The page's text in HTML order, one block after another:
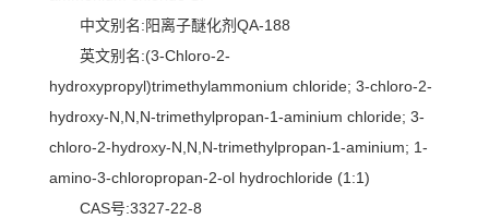
中文别名:阳离子醚化剂QA-188
英文别名:(3-Chloro-2-
hydroxypropyl)trimethylammonium chloride; 3-chloro-2-
hydroxy-N,N,N-trimethylpropan-1-aminium chloride; 3-
chloro-2-hydroxy-N,N,N-trimethylpropan-1-aminium; 1-
amino-3-chloropropan-2-ol hydrochloride (1:1)
CAS号:3327-22-8